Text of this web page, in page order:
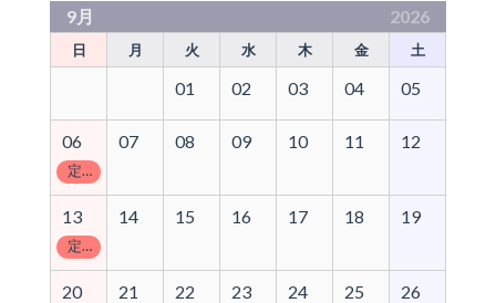
9月 2026
日 月 火 水 木 金 土
01 02 03 04 05
06
定休日
07 08 09 10 11 12
13
定休日
14 15 16 17 18 19
20 21 22 23 24 25 26